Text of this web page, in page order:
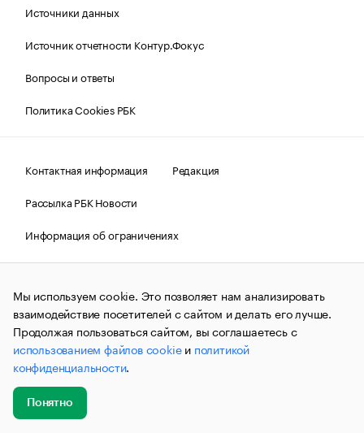
Источники данных
Источник отчетности Контур.Фокус
Вопросы и ответы
Политика Cookies РБК
Контактная информация
Редакция
Рассылка РБК Новости
Информация об ограничениях
Правовая информация
О соблюдении авторских прав
© АО «РОСБИЗНЕСКОНСАЛТИНГ»,1995–2026.Сообщения
и материалы информационного агентства «РБК»
(зарегистрировано Федеральной службой по надзору в сфере
связи, информационных технологий и массовых
коммуникаций (Роскомнадзор) 09.12.2015 за номером ИА
№ФС77-63848) сопровождаются пометкой «РБК». Отдельные
публикации могут содержать информацию,
не предназначенную для пользователей
до 18 лет.
Мы используем cookie. Это позволяет нам анализировать
взаимодействие посетителей с сайтом и делать его лучше.
Продолжая пользоваться сайтом, вы соглашаетесь с
использованием файлов cookieи политикой
конфиденциальности.
Понятно